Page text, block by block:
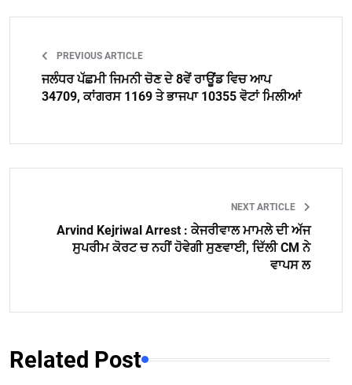
PREVIOUS ARTICLE
ਜਲੰਧਰ ਪੱਛਮੀ ਜਿਮਨੀ ਚੋਣ ਦੇ 8ਵੇਂ ਰਾਊਂਡ ਵਿਚ ਆਪ
34709, ਕਾਂਗਰਸ 1169 ਤੇ ਭਾਜਪਾ 10355 ਵੋਟਾਂ ਮਿਲੀਆਂ
NEXT ARTICLE
Arvind Kejriwal Arrest : ਕੇਜਰੀਵਾਲ ਮਾਮਲੇ ਦੀ ਅੱਜ
ਸੁਪਰੀਮ ਕੋਰਟ ਚ ਨਹੀਂ ਹੋਵੇਗੀ ਸੁਣਵਾਈ, ਦਿੱਲੀ CM ਨੇ
ਵਾਪਸ ਲ
Related Post